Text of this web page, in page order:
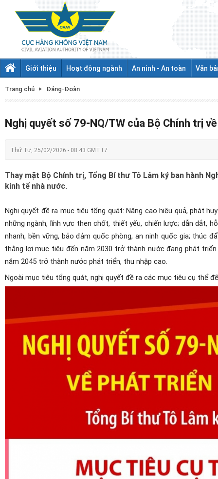
Giới thiệu Hoạt động ngành An ninh - An toàn Văn
Trang chủ Đảng-Đoàn
Nghị quyết số 79-NQ/TW của Bộ Chính trị
Thứ Tư, 25/02/2026 - 08:43 GMT+7
Thay mặt Bộ Chính trị, Tổng Bí thư Tô Lâm ký ban hành
kinh tế nhà nước.
Nghị quyết đề ra mục tiêu tổng quát: Nâng cao hiệu quả, phát
những ngành, lĩnh vực then chốt, thiết yếu, chiến lược; dẫn dắt,
nhanh, bền vững, bảo đảm quốc phòng, an ninh quốc gia; thúc
thắng lợi mục tiêu đến năm 2030 trở thành nước đang phát
năm 2045 trở thành nước phát triển, thu nhập cao.
Ngoài mục tiêu tổng quát, nghị quyết đề ra các mục tiêu cụ thể